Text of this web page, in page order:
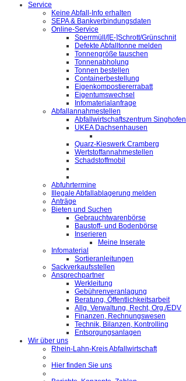
Service
Keine Abfall-Info erhalten
SEPA & Bankverbindungsdaten
Online-Service
Sperrmüll/[E-]Schrott/Grünschnit
Defekte Abfalltonne melden
Tonnengröße tauschen
Tonnenabholung
Tonnen bestellen
Containerbestellung
Eigenkompostiererrabatt
Eigentumswechsel
Infomaterialanfrage
Abfallannahmestellen
Abfallwirtschaftszentrum Singhofen
UKEA Dachsenhausen
Quarz-Kieswerk Cramberg
Wertstoffannahmestellen
Schadstoffmobil
Abfuhrtermine
Illegale Abfallablagerung melden
Anträge
Bieten und Suchen
Gebrauchtwarenbörse
Baustoff- und Bodenbörse
Inserieren
Meine Inserate
Infomaterial
Sortieranleitungen
Sackverkaufsstellen
Ansprechpartner
Werkleitung
Gebührenveranlagung
Beratung, Öffentlichkeitsarbeit
Allg. Verwaltung, Recht, Org./EDV
Finanzen, Rechnungswesen
Technik, Bilanzen, Kontrolling
Entsorgungsanlagen
Wir über uns
Rhein-Lahn-Kreis Abfallwirtschaft
Hier finden Sie uns